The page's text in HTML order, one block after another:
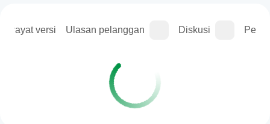
versi Ulasan pelanggan Diskusi